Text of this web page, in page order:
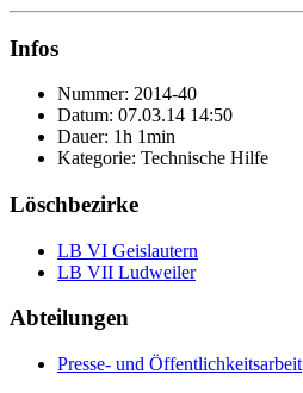
Infos
Nummer: 2014-40
Datum: 07.03.14 14:50
Dauer: 1h 1min
Kategorie: Technische Hilfe
Löschbezirke
LB VI Geislautern
LB VII Ludweiler
Abteilungen
Presse- und Öffentlichkeitsarbeit